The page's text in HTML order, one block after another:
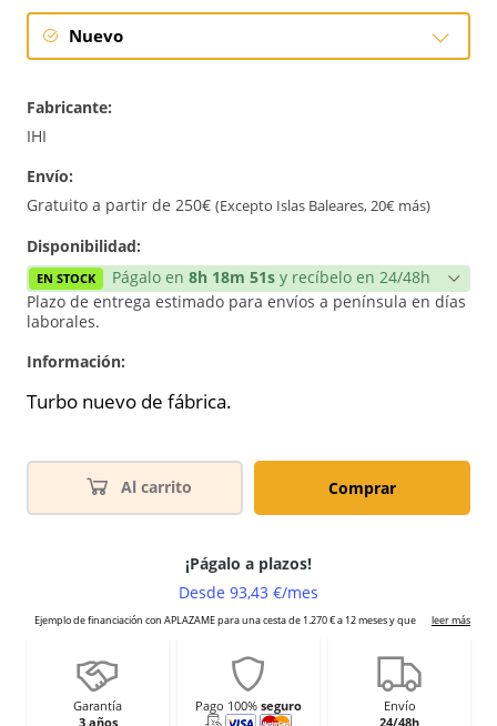
Nuevo
Fabricante:
IHI
Envío:
Gratuito a partir de 250€ (Excepto Islas Baleares, 20€ más)
Disponibilidad:
EN STOCK Págalo en 8h 18m 51s y recíbelo en 24/48h
Plazo de entrega estimado para envíos a península en días
laborales.
Información:
Turbo nuevo de fábrica.
Al carrito Comprar
Garantía
3 años
Pago 100% seguro
Envío
24/48h